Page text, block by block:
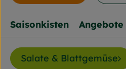
Saisonkisten
Salate & Blattgemüse